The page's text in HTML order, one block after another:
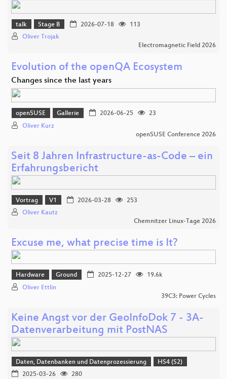
talk Stage B 2026-07-18
113
Oliver Trojak
Electromagnetic Field 2026
Evolution of the openQA Ecosystem
Changes since the last years
openSUSE Gallerie 2026-06-25
23
Oliver Kurz
openSUSE Conference 2026
Seit 8 Jahren Infrastructure-as-Code – ein
Erfahrungsbericht
Vortrag V1 2026-03-28
253
Oliver Kautz
Chemnitzer Linux-Tage 2026
Excuse me, what precise time is It?
Hardware Ground 2025-12-27
19.6k
Oliver Ettlin
39C3: Power Cycles
Keine Angst vor der GeoInfoDok 7 - 3A-
Datenverarbeitung mit PostNAS
Daten, Datenbanken und Datenprozessierung
HS4 (S2)
2025-03-26
280